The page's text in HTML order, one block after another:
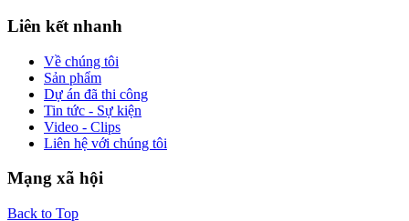
Liên kết nhanh
Về chúng tôi
Sản phẩm
Dự án đã thi công
Tin tức - Sự kiện
Video - Clips
Liên hệ với chúng tôi
Mạng xã hội
Back to Top